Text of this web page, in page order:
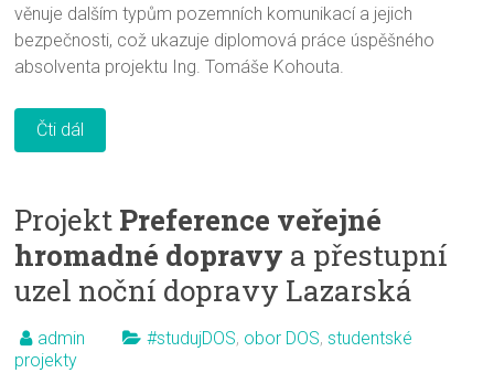
věnuje dalším typům pozemních komunikací a jejich
bezpečnosti, což ukazuje diplomová práce úspěšného
absolventa projektu Ing. Tomáše Kohouta.
Čti dál
Projekt Preference veřejné
hromadné dopravy a přestupní
uzel noční dopravy Lazarská
admin #studujDOS, obor DOS,studentské
projekty